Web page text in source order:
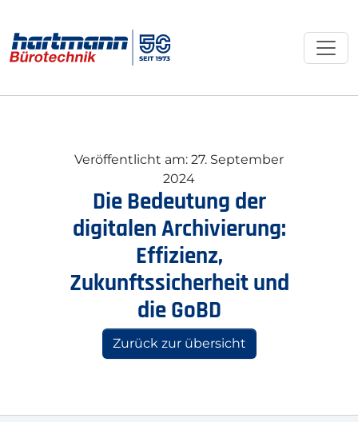
Veröffentlicht am: 27. September
2024
Die Bedeutung der
digitalen Archivierung:
Effizienz,
Zukunftssicherheit und
die GoBD
Zurück zur übersicht